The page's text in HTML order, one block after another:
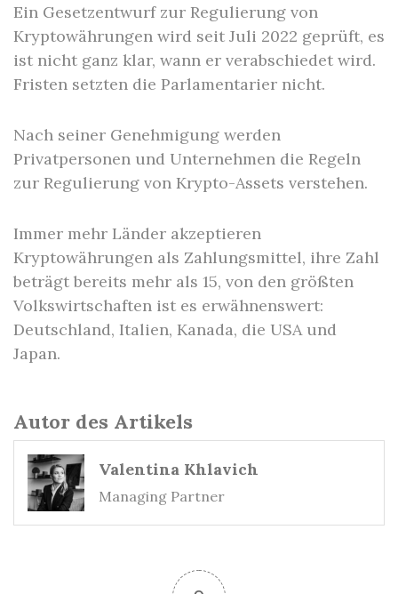
Ein Gesetzentwurf zur Regulierung von
Kryptowährungen wird seit Juli 2022 geprüft, es
ist nicht ganz klar, wann er verabschiedet wird.
Fristen setzten die Parlamentarier nicht.
Nach seiner Genehmigung werden
Privatpersonen und Unternehmen die Regeln
zur Regulierung von Krypto-Assets verstehen.
Immer mehr Länder akzeptieren
Kryptowährungen als Zahlungsmittel, ihre Zahl
beträgt bereits mehr als 15, von den größten
Volkswirtschaften ist es erwähnenswert:
Deutschland, Italien, Kanada, die USA und
Japan.
Autor des Artikels
Valentina Khlavich
Managing Partner